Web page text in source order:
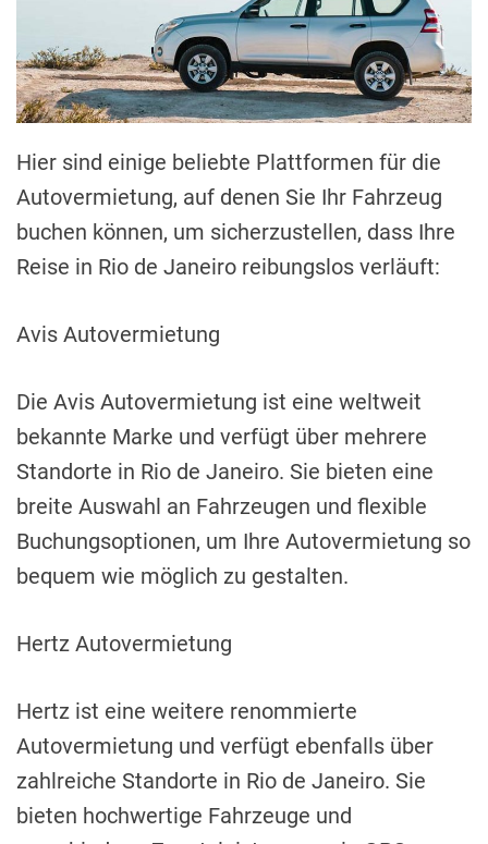
Hier sind einige beliebte Plattformen für die
Autovermietung, auf denen Sie Ihr Fahrzeug
buchen können, um sicherzustellen, dass Ihre
Reise in Rio de Janeiro reibungslos verläuft:
Avis Autovermietung
Die Avis Autovermietung ist eine weltweit
bekannte Marke und verfügt über mehrere
Standorte in Rio de Janeiro. Sie bieten eine
breite Auswahl an Fahrzeugen und flexible
Buchungsoptionen, um Ihre Autovermietung so
bequem wie möglich zu gestalten.
Hertz Autovermietung
Hertz ist eine weitere renommierte
Autovermietung und verfügt ebenfalls über
zahlreiche Standorte in Rio de Janeiro. Sie
bieten hochwertige Fahrzeuge und